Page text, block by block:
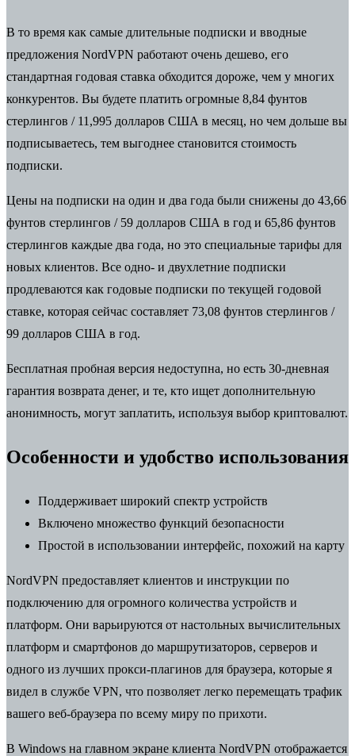
В то время как самые длительные подписки и вводные
предложения NordVPN работают очень дешево, его
стандартная годовая ставка обходится дороже, чем у многих
конкурентов. Вы будете платить огромные 8,84 фунтов
стерлингов / 11,995 долларов США в месяц, но чем дольше вы
подписываетесь, тем выгоднее становится стоимость
подписки.
Цены на подписки на один и два года были снижены до 43,66
фунтов стерлингов / 59 долларов США в год и 65,86 фунтов
стерлингов каждые два года, но это специальные тарифы для
новых клиентов. Все одно- и двухлетние подписки
продлеваются как годовые подписки по текущей годовой
ставке, которая сейчас составляет 73,08 фунтов стерлингов /
99 долларов США в год.
Бесплатная пробная версия недоступна, но есть 30-дневная
гарантия возврата денег, и те, кто ищет дополнительную
анонимность, могут заплатить, используя выбор криптовалют.
Особенности и удобство использования
Поддерживает широкий спектр устройств
Включено множество функций безопасности
Простой в использовании интерфейс, похожий на карту
NordVPN предоставляет клиентов и инструкции по
подключению для огромного количества устройств и
платформ. Они варьируются от настольных вычислительных
платформ и смартфонов до маршрутизаторов, серверов и
одного из лучших прокси-плагинов для браузера, которые я
видел в службе VPN, что позволяет легко перемещать трафик
вашего веб-браузера по всему миру по прихоти.
В Windows на главном экране клиента NordVPN отображается